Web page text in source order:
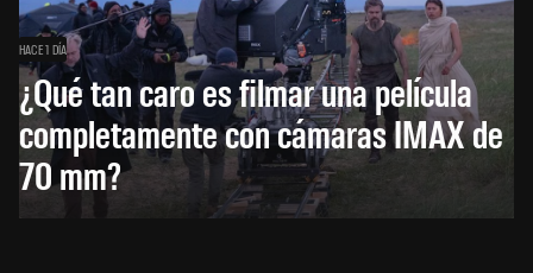
HACE 1 DÍA
¿Qué tan caro es filmar una película
completamente con cámaras IMAX de
70 mm?